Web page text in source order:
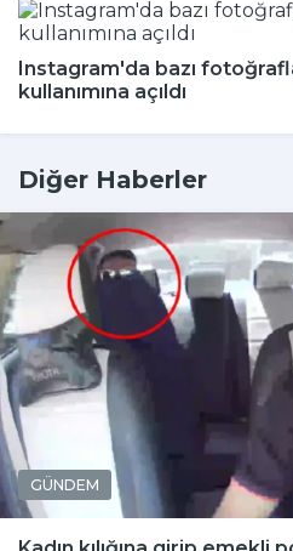
Instagram'da bazı
kullanımına açıldı
Diğer Haberler
GÜNDEM